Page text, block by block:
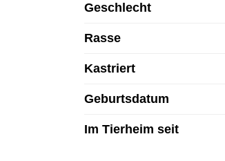
Geschlecht
Rasse
Kastriert
Geburtsdatum
Im Tierheim seit